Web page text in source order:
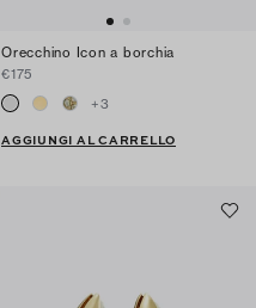
Orecchino Icon a borchia
€175
+3
AGGIUNGI AL CARRELLO